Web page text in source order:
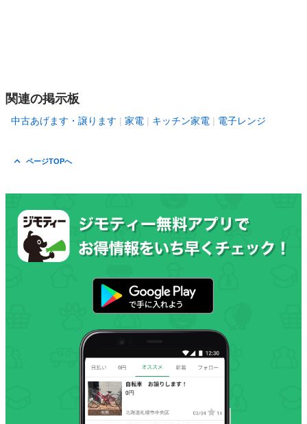
関連の掲示板
中古あげます・譲ります 家電 キッチン家電 電子レンジ
ページTOPへ